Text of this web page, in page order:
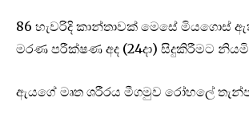
86 හැවරිදි කාන්තාවක් මෙසේ මියගොස්
මරණ පරීක්ෂණ අද (24දා) සිදුකිරීමට
ඇයගේ මෘත ශරීරය මීගමුව රෝහලේ